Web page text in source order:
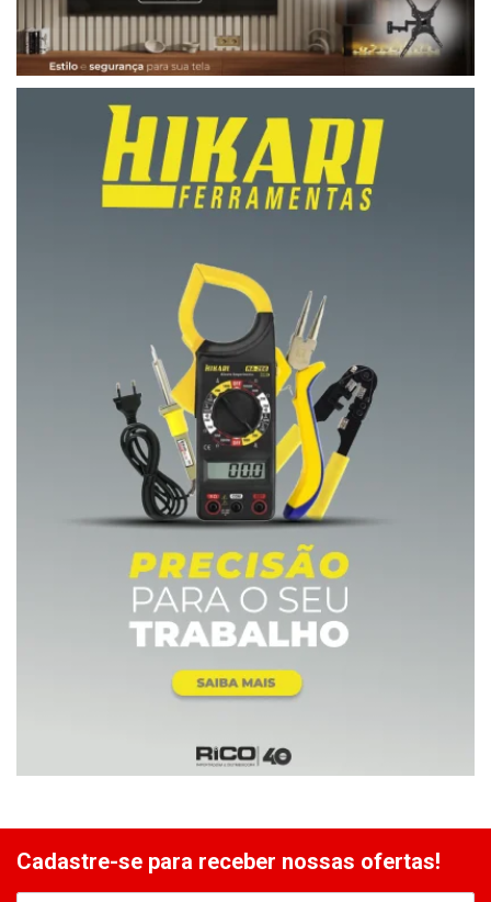
Cadastre-se para receber nossas ofertas!